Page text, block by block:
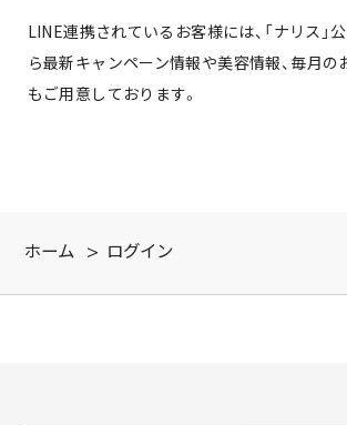
LINE連携されているお客様には、「ナリス」
ら最新キャンペーン情報や美容情報、毎月の
もご用意しております。
ホーム > ログイン